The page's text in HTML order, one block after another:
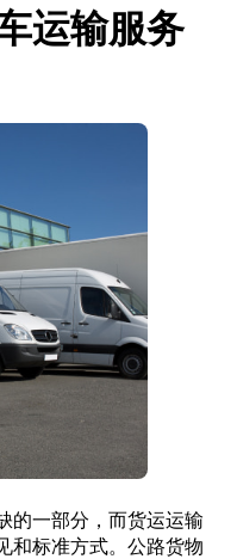
运输服务
的一部分，而货运运输
和标准方式。公路货物